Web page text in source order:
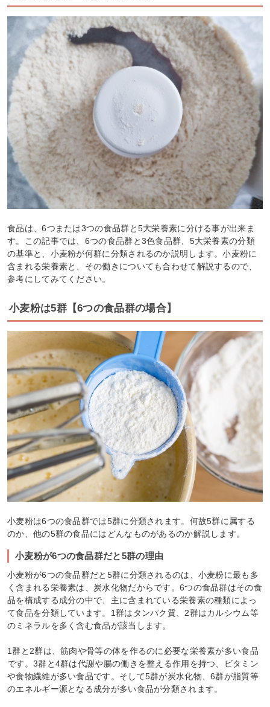
食品は、6つまたは3つの食品群と5大栄養素に分ける事が出来ま
す。この記事では、6つの食品群と3色食品群、5大栄養素の分類
の基準と、小麦粉が何群に分類されるのか説明します。小麦粉に
含まれる栄養素と、その働きについても合わせて解説するので、
参考にしてみてください。
小麦粉は5群【6つの食品群の場合】
小麦粉は6つの食品群では5群に分類されます。何故5群に属する
のか、他の5群の食品にはどんなものがあるのか解説します。
小麦粉が6つの食品群だと5群の理由
小麦粉が6つの食品群だと5群に分類されるのは、小麦粉に最も多
く含まれる栄養素は、炭水化物だからです。6つの食品群はその食
品を構成する成分の中で、主に含まれている栄養素の種類によっ
て食品を分類しています。1群はタンパク質、2群はカルシウム等
のミネラルを多く含む食品が該当します。
1群と2群は、筋肉や骨等の体を作るのに必要な栄養素が多い食品
です。3群と4群は代謝や腸の働きを整える作用を持つ、ビタミン
や食物繊維が多い食品です。そして5群が炭水化物、6群が脂質等
のエネルギー源となる成分が多い食品が分類されます。